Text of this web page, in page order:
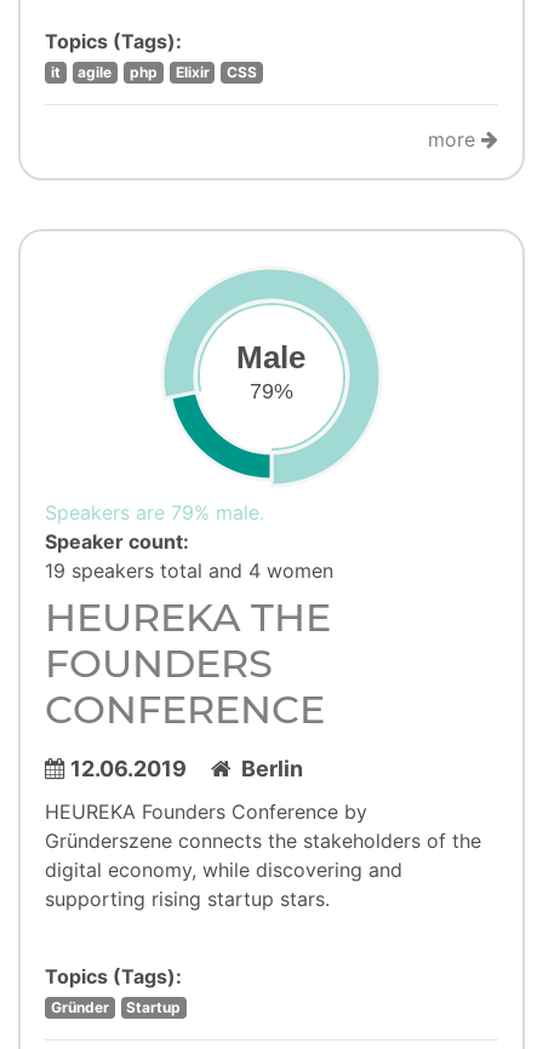
Topics (Tags):
it agile php Elixir CSS
more
Male
79%
Speakers are 79% male.
Speaker count:
19 speakers total and 4 women
HEUREKA THE
FOUNDERS
CONFERENCE
12.06.2019 Berlin
HEUREKA Founders Conference by
Gründerszene connects the stakeholders of the
digital economy, while discovering and
supporting rising startup stars.
Topics (Tags):
Gründer Startup